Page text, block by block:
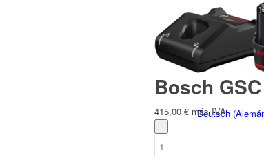
Español
Deutsch (
Bosch
415,00 € más IVA